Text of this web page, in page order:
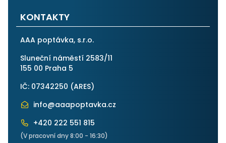
KONTAKTY
AAA poptávka, s.r.o.
Sluneční náměstí 2583/11
155 00 Praha 5
IČ: 07342250 (ARES)
info@aaapoptavka.cz
+420 222 551 815
(V pracovní dny 8:00 - 16:30)